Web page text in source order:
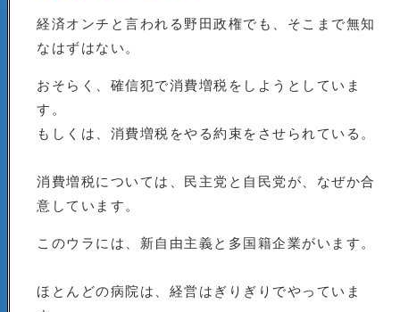
経済オンチと言われる野田政権でも、そこまで無知
なはずはない。
おそらく、確信犯で消費増税をしようとしていま
す。
もしくは、消費増税をやる約束をさせられている。
消費増税については、民主党と自民党が、なぜか合
意しています。
このウラには、新自由主義と多国籍企業がいます。
ほとんどの病院は、経営はぎりぎりでやっていま